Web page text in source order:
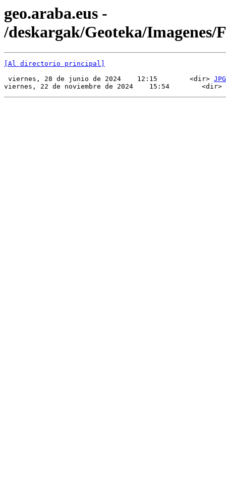
geo.araba.eus -
/deskargak/Geoteka/Imagenes/
[Al directorio principal]
viernes, 28 de junio de 2024    12:15        <dir> JPG
viernes, 22 de noviembre de 2024    15:54        <dir>